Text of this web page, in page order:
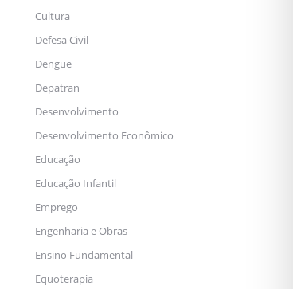
Cultura
Defesa Civil
Dengue
Depatran
Desenvolvimento
Desenvolvimento Econômico
Educação
Educação Infantil
Emprego
Engenharia e Obras
Ensino Fundamental
Equoterapia